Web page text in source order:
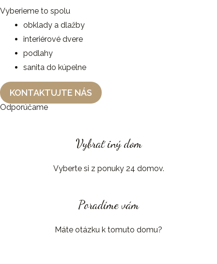
Vyberieme to spolu
obklady a dlažby
interiérové dvere
podlahy
sanita do kúpelne
KONTAKTUJTE NÁS
Odporúčame
Vybrať iný dom
Vyberte si z ponuky 24 domov.
Poradíme vám
Máte otázku k tomuto domu?